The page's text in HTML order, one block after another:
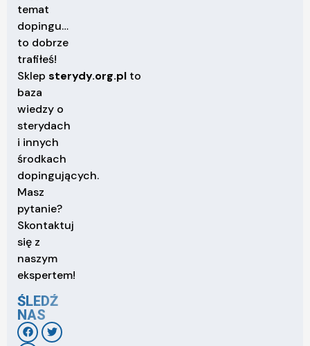
temat
dopingu…
to dobrze
trafiłeś!
Sklep sterydy.org.pl to
baza
wiedzy o
sterydach
i innych
środkach
dopingujących.
Masz
pytanie?
Skontaktuj
się z
naszym
ekspertem!
ŚLEDŹ
NAS